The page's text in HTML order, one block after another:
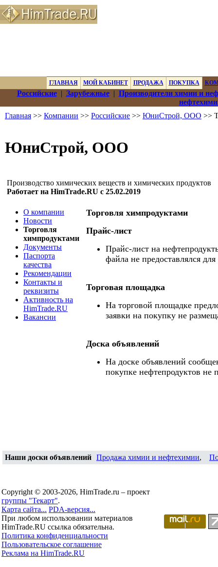
ГЛАВНАЯ МОЙ КАБИНЕТ ПРОДАЖА ПОКУПКА
Российские| Зарубежные| Производители химии и
Главная >> Компании >> Российские >> ЮниСтрой, ООО >>
ЮниСтрой, ООО
Производство химических веществ и химических продуктов
Работает на HimTrade.RU с 25.02.2019
О компании
Новости
Торговля
химпродуктами
Документы
Паспорта
качества
Рекомендации
Контакты и
реквизиты
Активность на
HimTrade.RU
Вакансии
Торговля химпродуктами
Прайс-лист
Прайс-лист на
файла не предоставлялся
Торговая площадка
На торговой площадке
заявки на покупку не
Доска объявлений
На доске объявлений
покупке нефтепродуктов не
Наши доски объявлений Продажа химии и нефтехимии,
Copyright © 2003-2026, HimTrade.ru – проект
группы "Текарт".
Карта сайта... PDA-версия...
При любом использовании материалов
HimTrade.RU ссылка обязательна.
Политика конфиденциальности
Пользовательское соглашение
Реклама на HimTrade.RU